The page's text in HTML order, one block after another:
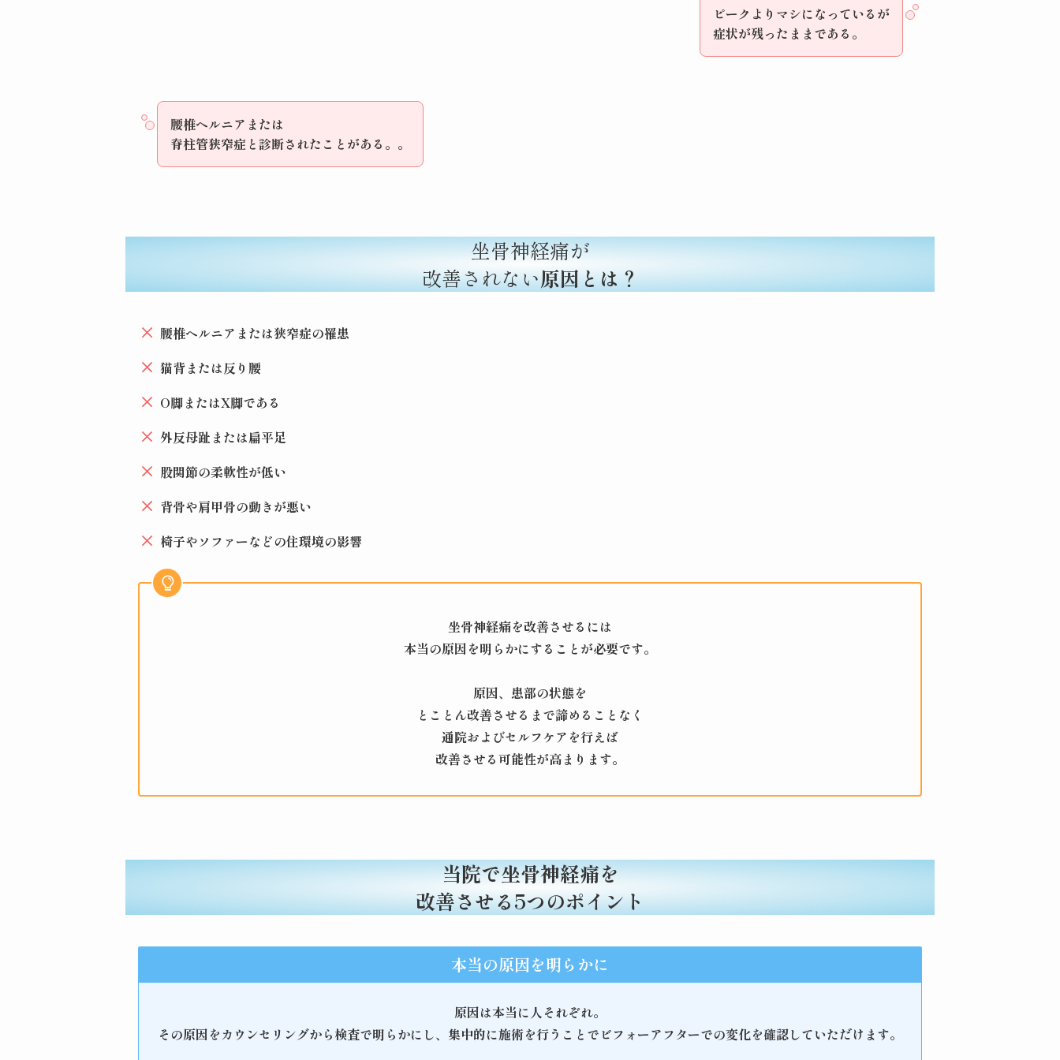
ピークよりマシになっているが
症状が残ったままである。
腰椎ヘルニアまたは
脊柱管狭窄症と診断されたことがある。。
坐骨神経痛が
改善されない原因とは？
腰椎ヘルニアまたは狭窄症の罹患
猫背または反り腰
O脚またはX脚である
外反母趾または扁平足
股関節の柔軟性が低い
背骨や肩甲骨の動きが悪い
椅子やソファーなどの住環境の影響
坐骨神経痛を改善させるには
本当の原因を明らかにすることが必要です。
原因、患部の状態を
とことん改善させるまで諦めることなく
通院およびセルフケアを行えば
改善させる可能性が高まります。
当院で坐骨神経痛を
改善させる5つのポイント
本当の原因を明らかに
原因は本当に人それぞれ。
その原因をカウンセリングから検査で明らかにし、集中的に施術を行うことでビフォーアフターでの変化を確認していただけます。